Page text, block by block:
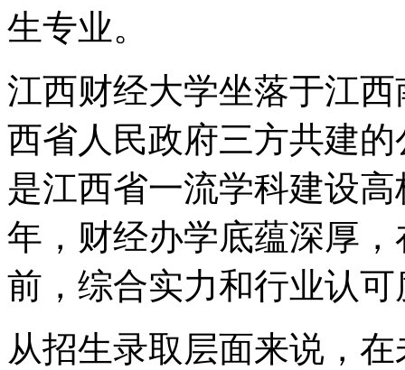
生专业。
江西财经大学坐落于江
西省人民政府三方共建
是江西省一流学科建设
年，财经办学底蕴深厚
前，综合实力和行业认
从招生录取层面来说，